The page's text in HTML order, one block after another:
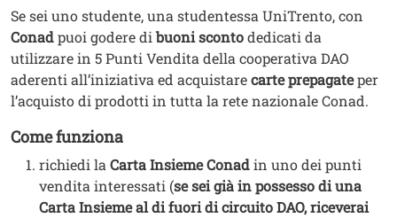
Testo
Se sei uno studente, una studentessa UniTrento, con
Conadpuoi godere di buoni scontodedicati da
utilizzare in 5 Punti Vendita della cooperativa DAO
aderenti all’iniziativa ed acquistarecarte prepagateper
l’acquisto di prodotti in tutta la rete nazionale Conad.
Come funziona
richiedi la Carta Insieme Conadin uno dei punti
vendita interessati (se sei già in possesso di una
Carta Insieme al di fuori di circuito DAO, riceverai